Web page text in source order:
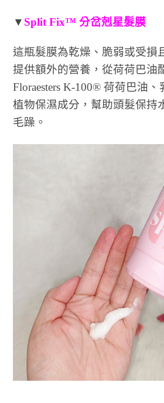
▼ Split Fix™ 分岔剋星髮膜
這瓶髮膜為乾燥、脆弱或受損
提供額外的營養，從荷荷巴油
Floraesters K-100® 荷荷巴油
植物保濕成分，幫助頭髮保持
⽑躁。